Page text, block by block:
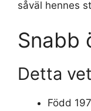
såväl hennes
Snabb
Detta
Född